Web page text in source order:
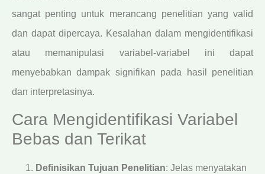
sangat penting untuk merancang penelitian yang valid
dan dapat dipercaya. Kesalahan dalam mengidentifikasi
atau memanipulasi variabel-variabel ini dapat
menyebabkan dampak signifikan pada hasil penelitian
dan interpretasinya.
Cara Mengidentifikasi Variabel
Bebas dan Terikat
Definisikan Tujuan Penelitian: Jelas menyatakan